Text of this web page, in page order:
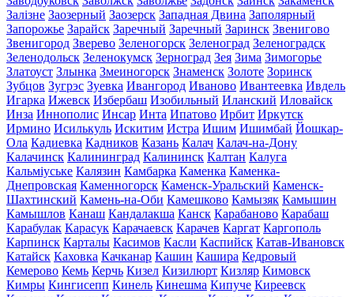
Залізне Заозерный Заозерск Западная Двина Заполярный
Запорожье Зарайск Заречный Заречный Заринск Звенигово
Звенигород Зверево Зеленогорск Зеленоград Зеленоградск
Зеленодольск Зеленокумск Зерноград Зея Зима Зимогорье
Златоуст Злынка Змеиногорск Знаменск Золоте Зоринск
Зубцов Зугрэс Зуевка Ивангород Иваново Ивантеевка Ивдель
Игарка Ижевск Избербаш Изобильный Иланский Иловайск
Инза Иннополис Инсар Инта Ипатово Ирбит Иркутск
Ирмино Исилькуль Искитим Истра Ишим Ишимбай Йошкар-
Ола Кадиевка Кадников Казань Калач Калач-на-Дону
Калачинск Калининград Калининск Калтан Калуга
Кальміуське Калязин Камбарка Каменка Каменка-
Днепровская Каменногорск Каменск-Уральский Каменск-
Шахтинский Камень-на-Оби Камешково Камызяк Камышин
Камышлов Канаш Кандалакша Канск Карабаново Карабаш
Карабулак Карасук Карачаевск Карачев Каргат Каргополь
Карпинск Карталы Касимов Касли Каспийск Катав-Ивановск
Катайск Каховка Качканар Кашин Кашира Кедровый
Кемерово Кемь Керчь Кизел Кизилюрт Кизляр Кимовск
Кимры Кингисепп Кинель Кинешма Кипуче Киреевск